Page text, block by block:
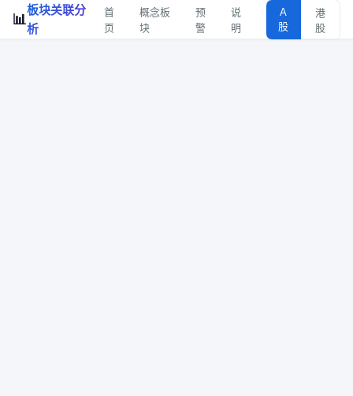
📊
板块关联分
析
首
页
概念板
块
预
警
说
明
A
股
港
股